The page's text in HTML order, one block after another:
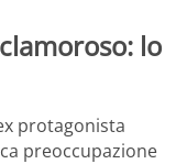
lo
protagonista
preoccupazione